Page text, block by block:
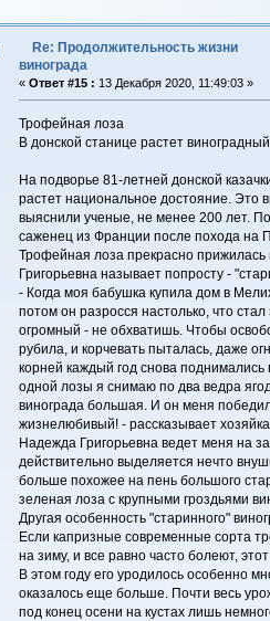
Re: Продолжительность жизни
винограда
« Ответ #15 : 13 Декабря 2020, 11:49:03 »
Трофейная лоза
В донской станице растет
На подворье 81-летней донской
растет национальное достояние. Это
выяснили ученые, не менее 200 лет.
саженец из Франции после похода на
Трофейная лоза прекрасно
Григорьевна называет попросту -
- Когда моя бабушка купила дом в
потом он разросся настолько, что
огромный - не обхватишь. Чтобы
рубила, и корчевать пыталась, даже
корней каждый год снова
одной лозы я снимаю по два ведра
винограда большая. И он меня
жизнелюбивый! - рассказывает
Надежда Григорьевна ведет меня на
действительно выделяется нечто
больше похожее на пень большого
зеленая лоза с крупными гроздьями
Другая особенность "старинного"
Если капризные современные сорта
на зиму, и все равно часто болеют,
В этом году его уродилось особенно
оказалось еще больше. Почти весь
под конец осени на кустах лишь